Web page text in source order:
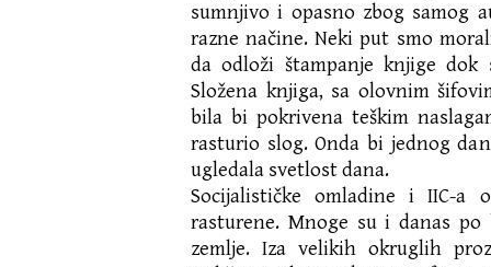
sumnjivo i opasno zbog samog
razne načine. Neki put smo
da odloži štampanje knjige
Složena knjiga, sa olovnim
bila bi pokrivena teškim
rasturio slog. Onda bi jednog
ugledala svetlost dana.
Socijalističke omladine i IIC-a
rasturene. Mnoge su i danas po
zemlje. Iza velikih okruglih